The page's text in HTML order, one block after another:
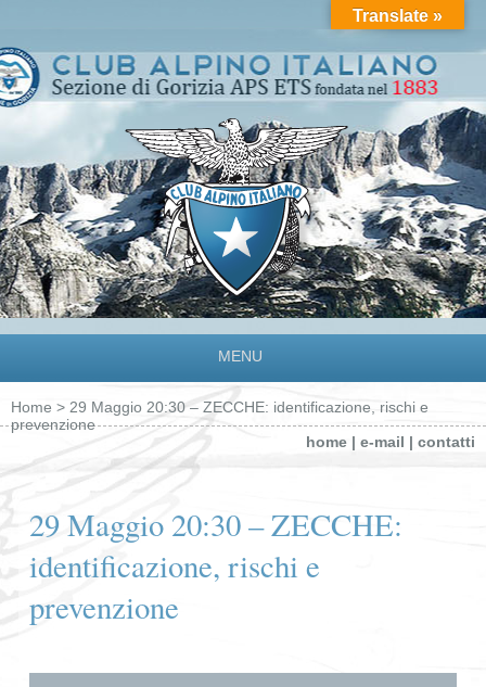
MENU
Home > 29 Maggio 20:30 – ZECCHE: identificazione, rischi e
prevenzione
home | e-mail | contatti
29 Maggio 20:30 – ZECCHE:
identificazione, rischi e
prevenzione
Translate »